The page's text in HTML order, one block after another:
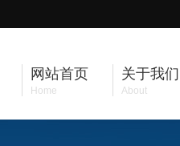
网站首页
Home
关于我们
About